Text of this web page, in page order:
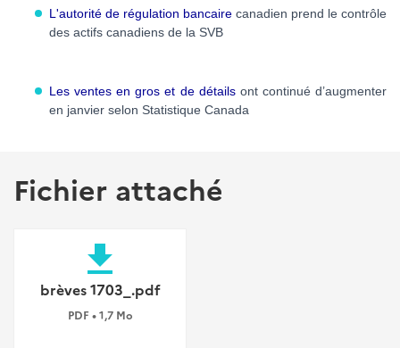
L'autorité de régulation bancaire canadien prend le contrôle
des actifs canadiens de la SVB
Les ventes en gros et de détailsont continué d’augmenter
en janvier selon Statistique Canada
Fichier attaché
file_download
brèves 1703_.pdf
PDF • 1,7 Mo